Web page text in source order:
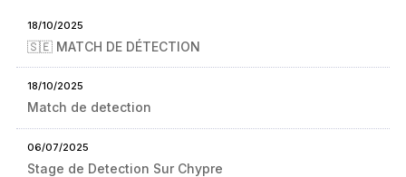
18/10/2025
🇸🇪 MATCH DE DÉTECTION
18/10/2025
Match de detection
06/07/2025
Stage de Detection Sur Chypre